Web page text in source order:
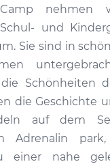
nehmen
und
Sie sind in
Schönheiten
die Geschichte
auf dem
Adrenalin
einer nahe